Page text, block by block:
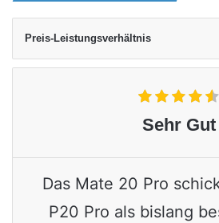
Preis-Leistungsverhältnis
Sehr Gut
Das Mate 20 Pro
P20 Pro als bislang